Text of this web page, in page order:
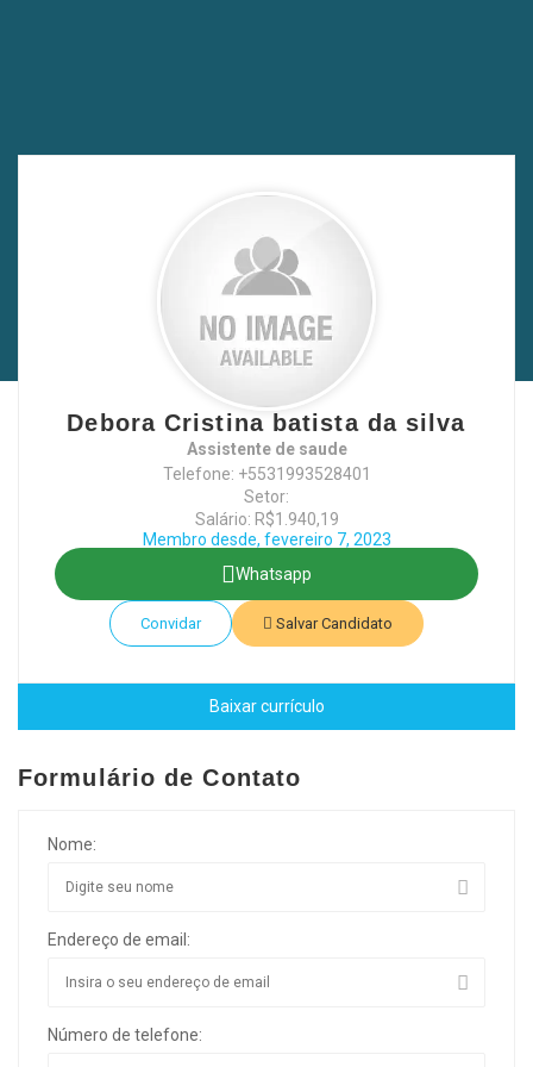
Debora Cristina batista da silva
Assistente de saude
Telefone: +5531993528401
Setor:
Salário: R$1.940,19
Membro desde, fevereiro 7, 2023
Whatsapp
Convidar Salvar Candidato
Baixar currículo
Formulário de Contato
Nome:
Endereço de email:
Número de telefone: